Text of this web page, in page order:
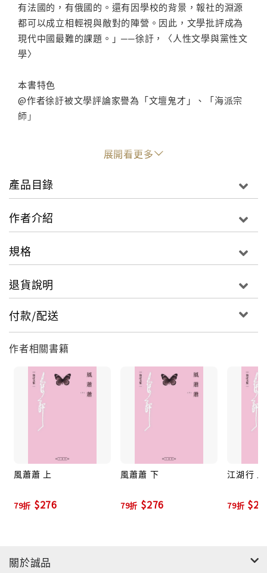
有法國的，有俄國的。還有因學校的背景，報社的淵源
都可以成立相輕視與敵對的陣營。因此，文學批評成為
現代中國最難的課題。」──徐訏，〈人性文學與黨性文
學〉
本書特色
@作者徐訏被文學評論家譽為「文壇鬼才」、「海派宗
師」
@徐訏在寫作本書的一九五○年代便透徹的分析當代中國
文學與文人所遭遇到的困難與演變
@精闢的評論中國在二十世紀上半葉各黨各派之文人、
他在這本書中運用自己長年的所學與深厚的文史哲涵
其所涵蓋的範圍，上自清末、下至一九五○年代，特別是
民初五四新文化運動時期的中國文藝發展，格外受到徐
訏評論的重視。
目錄
導言 徬徨覺醒：徐訏的文學道路╱陳智德
現代中國文學的課題
關於新舊之爭的檢討
啟蒙時期的所謂寫實主義與浪漫主義
革命文學的論戰
左翼作家聯盟及其性質
文藝大眾化問題
外來文風與本位文學
展開看更多
產品目錄
作者介紹
規格
退貨說明
付款/配送
作者相關書籍
風蕭蕭 上
79折 $276
風蕭蕭 下
79折 $276
江湖行 上
79折
關於誠品